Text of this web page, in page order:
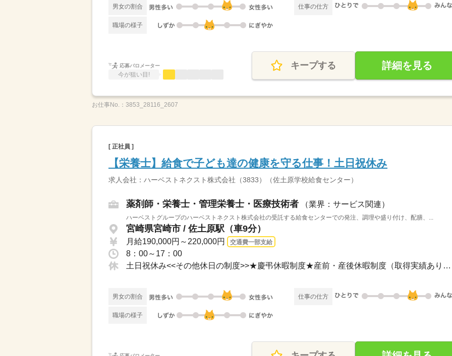
男女の割合 仕事の仕方
職場の様子
応募バロメーター
今が狙い目!
キープする 詳細を見る
お仕事No.： 3853_28116_2607
[ 正社員 ]
【栄養士】給食で子ども達の健康を守る仕事！土日祝休み
求人会社：ハーベストネクスト株式会社（3833）（佐土原学校給食センター）
薬剤師・栄養士・管理栄養士・医療技術者 （業界：サービス関連）
ハーベストグループのハーベストネクスト株式会社の受託する給食センターでの発注、調理や盛り付け、配膳、...
宮崎県宮崎市 / 佐土原駅（車9分）
月給190,000円～220,000円 交通費一部支給
8：00～17：00
土日祝休み<<その他休日の制度>>★慶弔休暇制度★産前・産後休暇制度（取得実績あり）★...
男女の割合 仕事の仕方
職場の様子